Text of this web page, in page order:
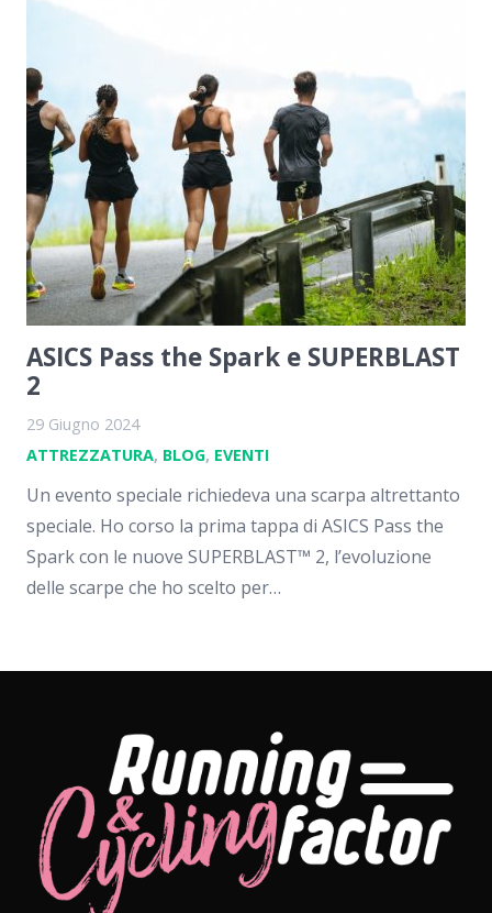
ASICS Pass the Spark e SUPERBLAST
2
29 Giugno 2024
ATTREZZATURA, BLOG, EVENTI
Un evento speciale richiedeva una scarpa altrettanto
speciale. Ho corso la prima tappa di ASICS Pass the
Spark con le nuove SUPERBLAST™ 2, l’evoluzione
delle scarpe che ho scelto per…